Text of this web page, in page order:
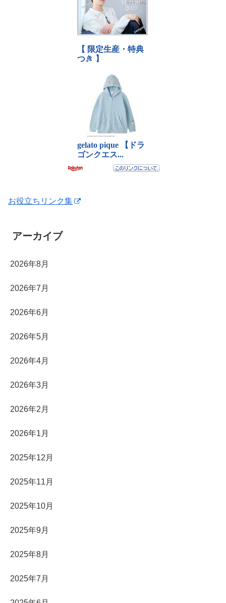
お役立ちリンク集
アーカイブ
2026年8月
2026年7月
2026年6月
2026年5月
2026年4月
2026年3月
2026年2月
2026年1月
2025年12月
2025年11月
2025年10月
2025年9月
2025年8月
2025年7月